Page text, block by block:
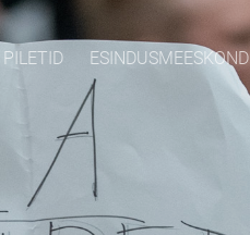
PILETID ESINDUSMEESKOND